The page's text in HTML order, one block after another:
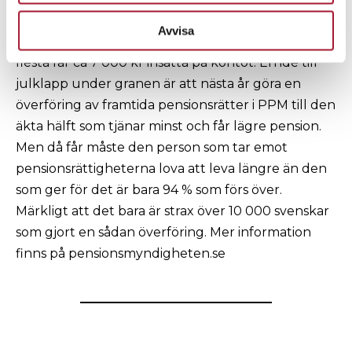
Avvisa
flesta får ca 7 000 kr insatta på kontot. En idé till
julklapp under granen är att nästa år göra en
överföring av framtida pensionsrätter i PPM till den
äkta hälft som tjänar minst och får lägre pension.
Men då får måste den person som tar emot
pensionsrättigheterna lova att leva längre än den
som ger för det är bara 94 % som förs över.
Märkligt att det bara är strax över 10 000 svenskar
som gjort en sådan överföring. Mer information
finns på pensionsmyndigheten.se